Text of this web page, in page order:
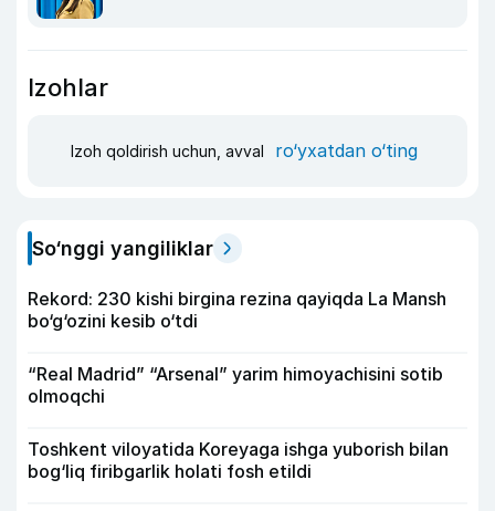
Izohlar
Izoh qoldirish uchun, avval ro‘yxatdan o‘ting
So‘nggi yangiliklar
Rekord: 230 kishi birgina rezina qayiqda La Mansh
bo‘g‘ozini kesib o‘tdi
“Real Madrid” “Arsenal” yarim himoyachisini sotib
olmoqchi
Toshkent viloyatida Koreyaga ishga yuborish bilan
bog‘liq firibgarlik holati fosh etildi